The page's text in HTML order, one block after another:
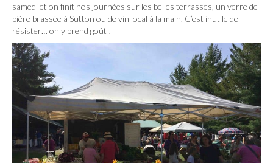
samedi et on finit nos journées sur les belles terrasses, un verre de
bière brassée à Sutton ou de vin local à la main. C’est inutile de
résister… on y prend goût !